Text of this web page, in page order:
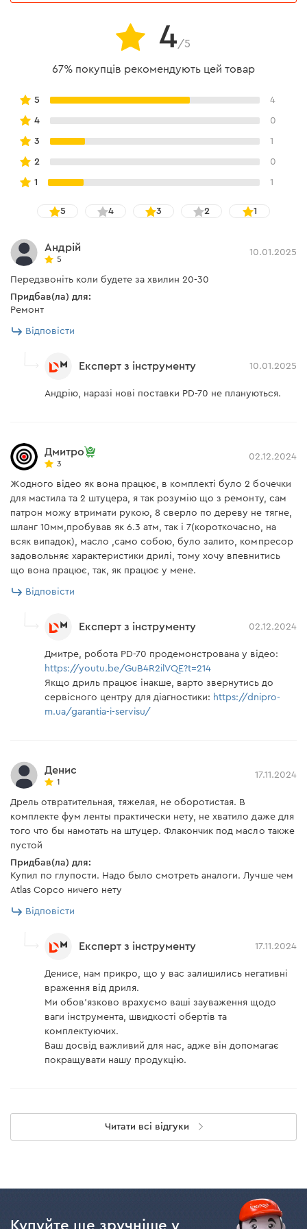
Загальні правила техніки
є
масла
Інструкція користувача
Завантажити інструкцію до "Дриль пневматичний
4/5
67% покупців рекомендують цей товар
5 4
4 0
3 1
2 0
1 1
5 4 3 2 1
Андрій
5
10.01.2025
Передзвоніть коли будете за хвилин 20-30
Придбав(ла) для:
Ремонт
Відповісти
Експерт з інструменту 10.01.2025
Андрію, наразі нові поставки PD-70 не плануються.
Дмитро
3
02.12.2024
Жодного відео як вона працює, в комплекті було 2 бочечки
для мастила та 2 штуцера, я так розумію що з ремонту, сам
патрон можу втримати рукою, 8 сверло по дереву не тягне,
шланг 10мм,пробував як 6.3 атм, так і 7(короткочасно, на
всяк випадок), масло ,само собою, було залито, компресор
задовольняє характеристики дрилі, тому хочу впевнитись
що вона працює, так, як працює у мене.
Відповісти
Експерт з інструменту 02.12.2024
Дмитре, робота PD-70 продемонстрована у відео:
https://youtu.be/GuB4R2ilVQE?t=214
Якщо дриль працює інакше, варто звернутись до
сервісного центру для діагностики: https://dnipro-
m.ua/garantia-i-servisu/
Денис
1
17.11.2024
Дрель отвратительная, тяжелая, не оборотистая. В
комплекте фум ленты практически нету, не хватило даже для
того что бы намотать на штуцер. Флакончик под масло также
пустой
Придбав(ла) для:
Купил по глупости. Надо было смотреть аналоги. Лучше чем
Atlas Copco ничего нету
Відповісти
Експерт з інструменту 17.11.2024
Денисе, нам прикро, що у вас залишились негативні
враження від дриля.
Ми обов’язково врахуємо ваші зауваження щодо
ваги інструмента, швидкості обертів та
комплектуючих.
Ваш досвід важливий для нас, адже він допомагає
покращувати нашу продукцію.
Читати всі відгуки
Купуйте ще зручніше у